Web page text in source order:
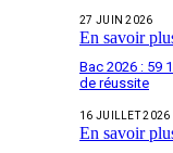
27 JUIN 2026
En savoir
Bac 2026 : 59
de réussite
16 JUILLET 2026
En savoir